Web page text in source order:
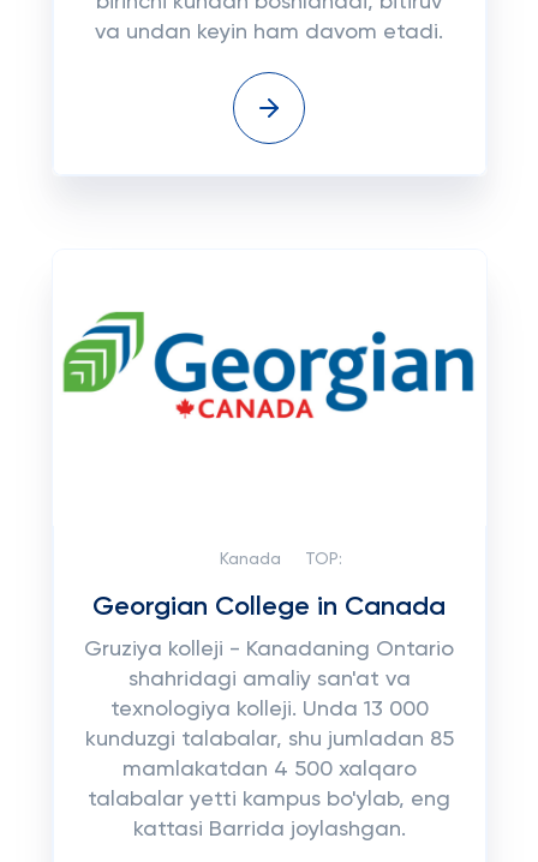
va undan keyin ham davom etadi.
Kanada TOP:
Georgian College in Canada
Gruziya kolleji - Kanadaning Ontario
shahridagi amaliy san'at va
texnologiya kolleji. Unda 13 000
kunduzgi talabalar, shu jumladan 85
mamlakatdan 4 500 xalqaro
talabalar yetti kampus bo'ylab, eng
kattasi Barrida joylashgan.